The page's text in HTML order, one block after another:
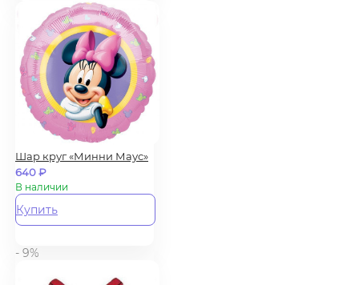
Шар круг «Минни Маус»
640₽
В наличии
Купить
- 9%